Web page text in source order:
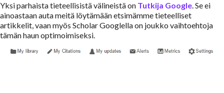
Yksi parhaista tieteellisistä välineistä on Tutkija Google. Se ei
ainoastaan auta meitä löytämään etsimämme tieteelliset
artikkelit, vaan myös Scholar Googlella on joukko vaihtoehtoja
tämän haun optimoimiseksi.